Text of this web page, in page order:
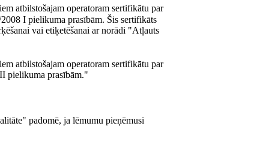
atbilstošajam operatoram sertifikātu par
I pielikuma prasībām. Šis sertifikāts
vai etiķetēšanai ar norādi "Atļauts
atbilstošajam operatoram sertifikātu par
pielikuma prasībām."
padomē, ja lēmumu pieņēmusi